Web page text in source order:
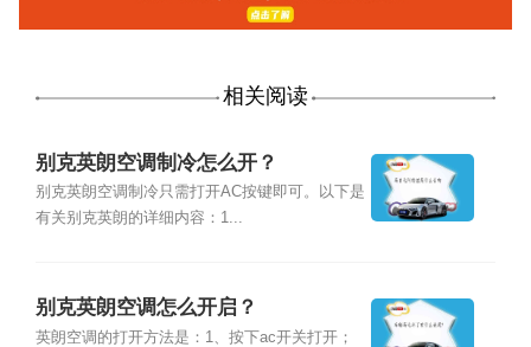
相关阅读
别克英朗空调制冷怎么开？
别克英朗空调制冷只需打开AC按键即可。以下是
有关别克英朗的详细内容：1...
别克英朗空调怎么开启？
英朗空调的打开方法是：1、按下ac开关打开；